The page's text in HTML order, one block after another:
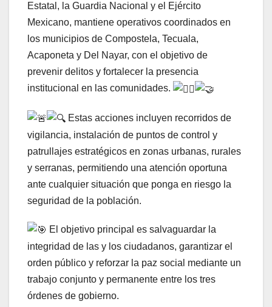
Estatal, la Guardia Nacional y el Ejército
Mexicano, mantiene operativos coordinados en
los municipios de Compostela, Tecuala,
Acaponeta y Del Nayar, con el objetivo de
prevenir delitos y fortalecer la presencia
institucional en las comunidades.
Estas acciones incluyen recorridos de
vigilancia, instalación de puntos de control y
patrullajes estratégicos en zonas urbanas, rurales
y serranas, permitiendo una atención oportuna
ante cualquier situación que ponga en riesgo la
seguridad de la población.
El objetivo principal es salvaguardar la
integridad de las y los ciudadanos, garantizar el
orden público y reforzar la paz social mediante un
trabajo conjunto y permanente entre los tres
órdenes de gobierno.